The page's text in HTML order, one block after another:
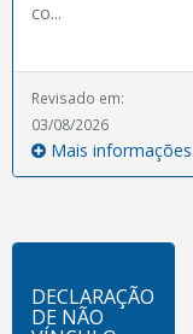
co...
Revisado em:
03/08/2026
Mais informações
DECLARAÇÃO
DE NÃO